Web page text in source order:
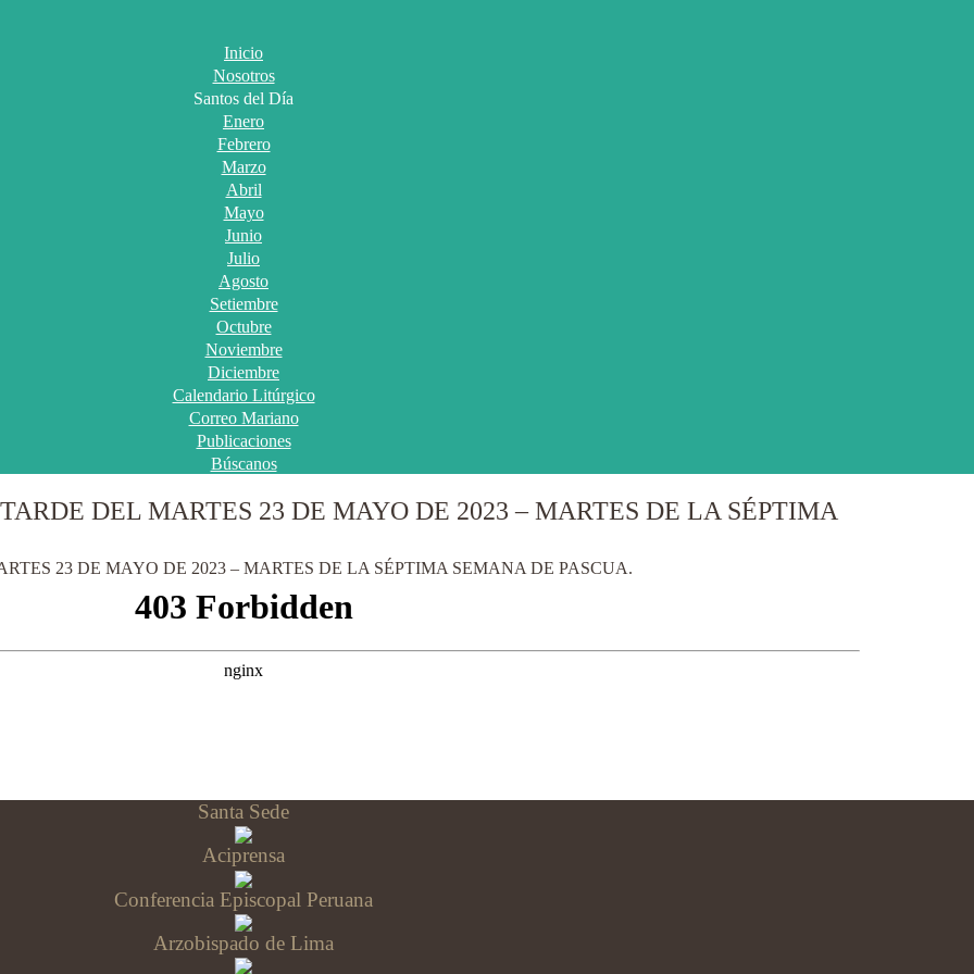
Inicio
Nosotros
Santos del Día
Enero
Febrero
Marzo
Abril
Mayo
Junio
Julio
Agosto
Setiembre
Octubre
Noviembre
Diciembre
Calendario Litúrgico
Correo Mariano
Publicaciones
Búscanos
DEL MARTES 23 DE MAYO DE 2023 – MARTES DE LA SÉPTIMA
23 DE MAYO DE 2023 – MARTES DE LA SÉPTIMA SEMANA DE PASCUA.
Santa Sede
Aciprensa
Conferencia Episcopal Peruana
Arzobispado de Lima